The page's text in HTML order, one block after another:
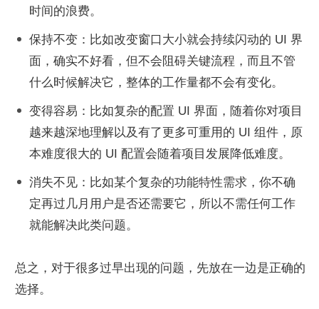
时间的浪费。
保持不变：比如改变窗口大小就会持续闪动的 UI 界
面，确实不好看，但不会阻碍关键流程，而且不管
什么时候解决它，整体的工作量都不会有变化。
变得容易：比如复杂的配置 UI 界面，随着你对项目
越来越深地理解以及有了更多可重用的 UI 组件，原
本难度很大的 UI 配置会随着项目发展降低难度。
消失不见：比如某个复杂的功能特性需求，你不确
定再过几月用户是否还需要它，所以不需任何工作
就能解决此类问题。
总之，对于很多过早出现的问题，先放在一边是正确的
选择。